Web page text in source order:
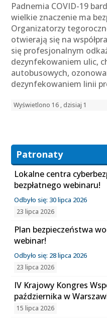
Padnemia COVID-19
wielkie znaczenie ma
Organizatorzy
otwierają się na
się profesjonalnym
dezynfekowaniem ulic,
autobusowych,
dezynfekowaniem linii
Wyświetlono 16 , dzisiaj 1
Patronaty
Lokalne centra
bezpłatnego webinaru!
Odbyło się: 30 lipca 2026
23 lipca 2026
Plan bezpieczeństwa
webinar!
Odbyło się: 28 lipca 2026
23 lipca 2026
IV Krajowy Kongres
października w
15 lipca 2026